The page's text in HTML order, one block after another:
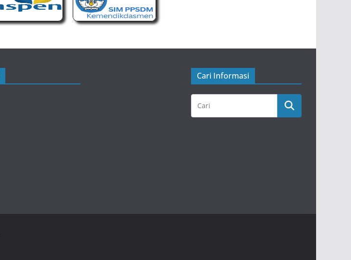
Cari Informasi